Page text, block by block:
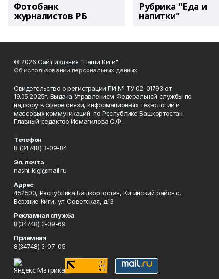
Фотобанк
журналистов РБ
Рубрика "Еда и
напитки"
© 2026 Сайт издания "Наши Киги"
Об использовании персональных данных
Свидетельство о регистрации ПИ № ТУ 02-01793 от
19.05.2025г. Выдана Управлением Федеральной службы по
надзору в сфере связи, информационных технологий и
массовых коммуникаций по Республике Башкортостан.
Главный редактор Исмагилова С.Ф.
Телефон
8 (34748) 3-09-84
Эл. почта
nashi_kigi@mail.ru
Адрес
452500, Республика Башкортостан, Кигинский район с.
Верхние Киги, ул. Советская, д.13
Рекламная служба
8(34748) 3-09-69
Приемная
8(34748) 3-07-05